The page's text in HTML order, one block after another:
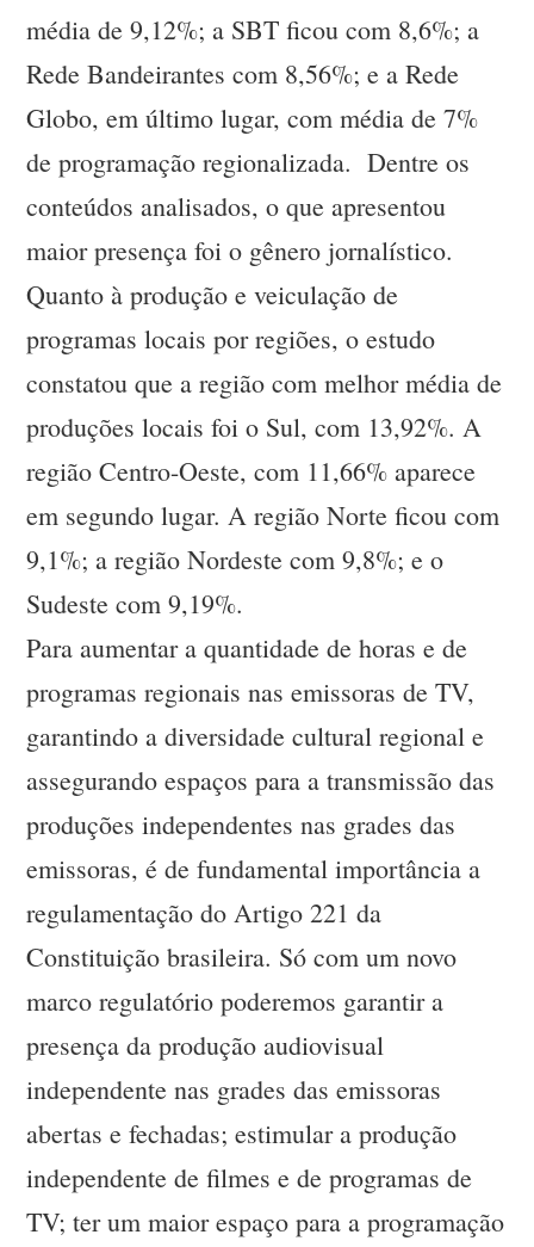
média de 9,12%; a SBT ficou com 8,6%; a
Rede Bandeirantes com 8,56%; e a Rede
Globo, em último lugar, com média de 7%
de programação regionalizada. Dentre os
conteúdos analisados, o que apresentou
maior presença foi o gênero jornalístico.
Quanto à produção e veiculação de
programas locais por regiões, o estudo
constatou que a região com melhor média de
produções locais foi o Sul, com 13,92%. A
região Centro-Oeste, com 11,66% aparece
em segundo lugar. A região Norte ficou com
9,1%; a região Nordeste com 9,8%; e o
Sudeste com 9,19%.
Para aumentar a quantidade de horas e de
programas regionais nas emissoras de TV,
garantindo a diversidade cultural regional e
assegurando espaços para a transmissão das
produções independentes nas grades das
emissoras, é de fundamental importância a
regulamentação do Artigo 221 da
Constituição brasileira. Só com um novo
marco regulatório poderemos garantir a
presença da produção audiovisual
independente nas grades das emissoras
abertas e fechadas; estimular a produção
independente de filmes e de programas de
TV; ter um maior espaço para a programação